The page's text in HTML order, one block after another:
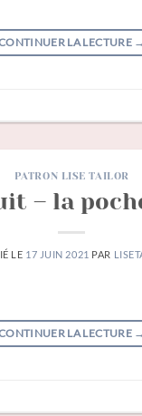
LA LECTURE →
PATRON LISE TAILOR
– la
LE 17 JUIN 2021 PAR
LA LECTURE →